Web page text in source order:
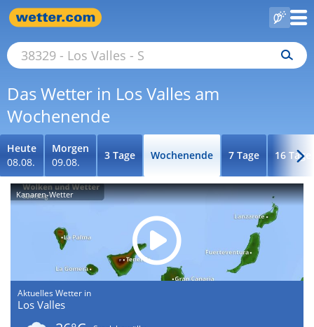
Das Wetter in Los Valles am
Wochenende
Heute
08.08.
Morgen
09.08.
3 Tage Wochenende 7 Tage 16 Tage
Kanaren-Wetter
Aktuelles Wetter in
Los Valles